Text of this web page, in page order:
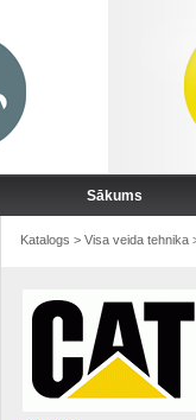
Sākums
Katalogs > Visa veida tehnika